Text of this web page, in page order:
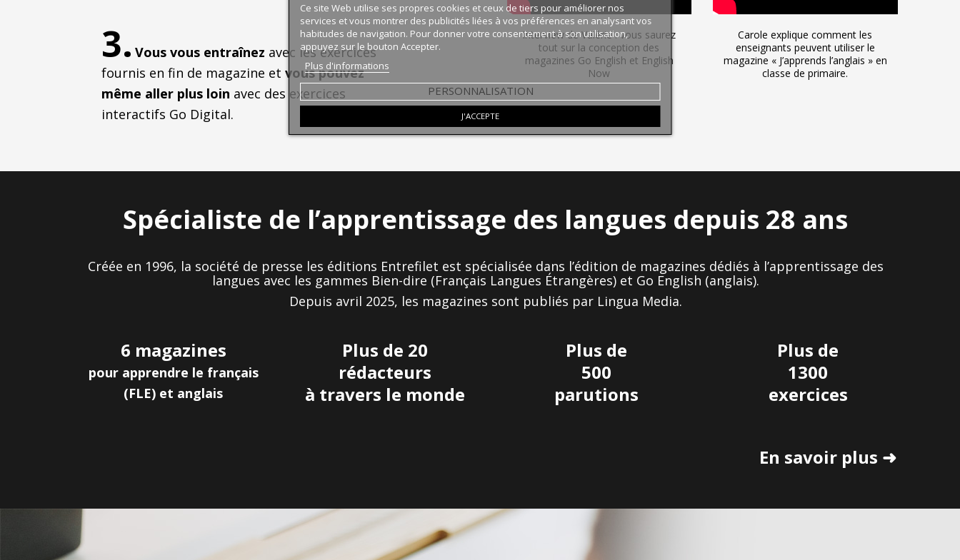
3. Vous vous entraînez avec les exercices
fournis en fin de magazine et vous pouvez
même aller plus loin avec des exercices
interactifs Go Digital.
Interview de Valérie : vous saurez
tout sur la conception des
magazines Go English et English
Now
Carole explique comment les
enseignants peuvent utiliser le
magazine « J’apprends l’anglais » en
classe de primaire.
Spécialiste de l’apprentissage des langues depuis 28 ans
Créée en 1996, la société de presse les éditions Entrefilet est spécialisée dans l’édition de magazines dédiés à l’apprentissage des
langues avec les gammes Bien-dire (Français Langues Étrangères) et Go English (anglais).
Depuis avril 2025, les magazines sont publiés par Lingua Media.
6 magazines
pour apprendre le français
(FLE) et anglais
Plus de 20
rédacteurs
à travers le monde
Plus de
500
parutions
Plus de
1300
exercices
En savoir plus ➜
Ce site Web utilise ses propres cookies et ceux de tiers pour améliorer nos
services et vous montrer des publicités liées à vos préférences en analysant vos
habitudes de navigation. Pour donner votre consentement à son utilisation,
appuyez sur le bouton Accepter.
Plus d'informations
PERSONNALISATION
J'ACCEPTE